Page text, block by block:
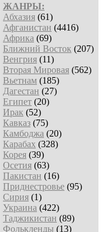
ЖАНРЫ:
Абхазия (61)
Афганистан (4416)
Африка (69)
Ближний Восток (207)
Венгрия (11)
Вторая Мировая (562)
Вьетнам (185)
Дагестан (27)
Египет (20)
Ирак (52)
Кавказ (75)
Камбоджа (20)
Карабах (328)
Корея (39)
Осетия (63)
Пакистан (16)
Приднестровье (95)
Сирия (1)
Украина (422)
Таджикистан (89)
Фолькленды (13)